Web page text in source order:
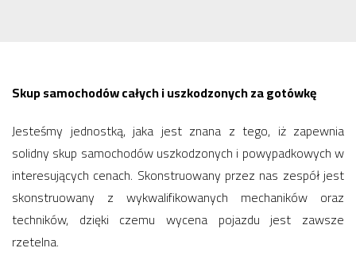
Skup samochodów całych i uszkodzonych za gotówkę
Jesteśmy jednostką, jaka jest znana z tego, iż zapewnia
solidny skup samochodów uszkodzonych i powypadkowych w
interesujących cenach. Skonstruowany przez nas zespół jest
skonstruowany z wykwalifikowanych mechaników oraz
techników, dzięki czemu wycena pojazdu jest zawsze
rzetelna.